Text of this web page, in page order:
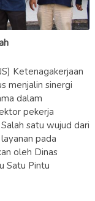
Ketenagakerjaan
menjalin sinergi
dalam
pekerja
satu wujud dari
pada
oleh Dinas
Satu Pintu